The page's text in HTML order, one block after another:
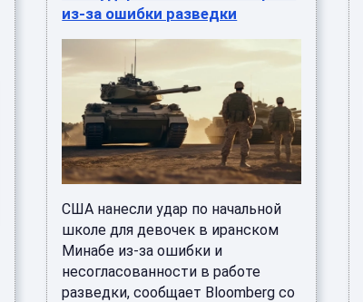
из-за ошибки разведки
США нанесли удар по начальной
школе для девочек в иранском
Минабе из-за ошибки и
несогласованности в работе
разведки, сообщает Bloomberg со